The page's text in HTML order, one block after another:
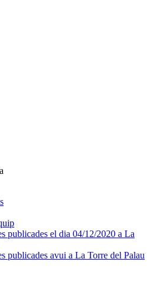
publicades el dia 04/12/2020 a La
publicades avui a La Torre del Palau